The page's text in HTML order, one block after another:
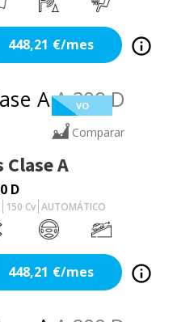
448,21 €/mes
VO
Comparar
Clase A
D
150 Cv AUTOMÁTICO
448,21 €/mes